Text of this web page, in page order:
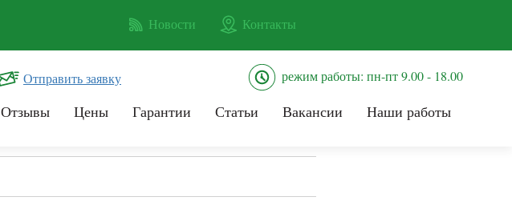
Новости Контакты
Отправить заявку режим работы: пн-пт 9.00 - 18.00
Отзывы Цены Гарантии Статьи Вакансии Наши работы